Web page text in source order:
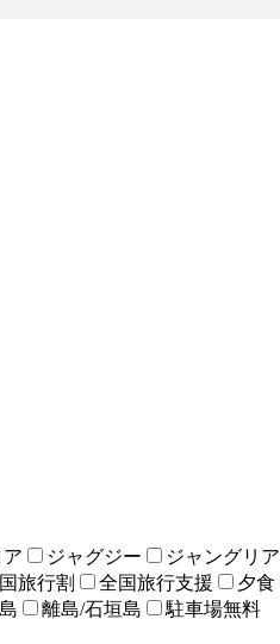
ジャグジー ジャングリア
旅行割 全国旅行支援 夕食
離島/石垣島 駐車場無料